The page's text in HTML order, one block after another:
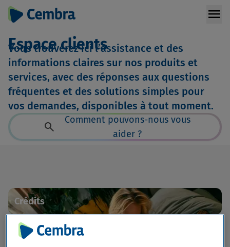
menu
Espace clients
Vous trouverez ici l’assistance et des
informations claires sur nos produits et
services, avec des réponses aux questions
fréquentes et des solutions simples pour
vos demandes, disponibles à tout moment.
search
Comment pouvons-nous vous
aider ?
Crédits
Cartes